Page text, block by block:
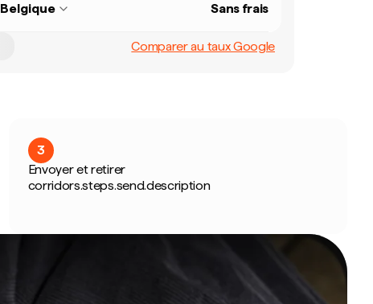
Belgique Sans frais
Comparer au taux Google
3
Envoyer et retirer
corridors.steps.send.description